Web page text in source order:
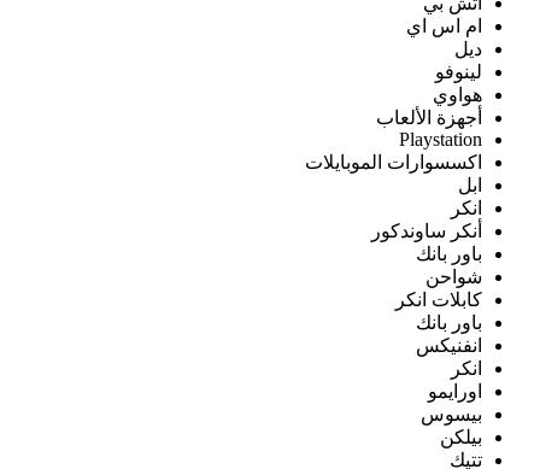
ام اس اي
ديل
لينوفو
هواوي
أجهزة الألعاب
Playstation
اكسسوارات الموبايلات
ابل
انكر
أنكر ساوندكور
باور بانك
شواحن
كابلات انكر
باور بانك
انفنيكس
انكر
اورايمو
بيسوس
بيلكن
تتيك